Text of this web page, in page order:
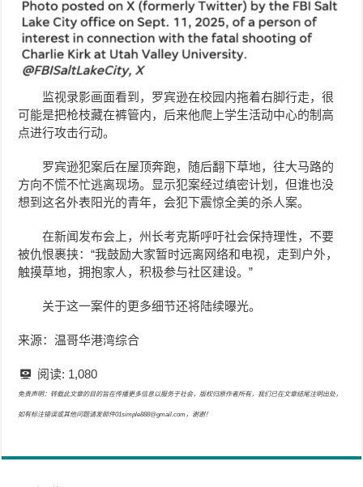
监视录影画面看到， 罗宾逊在校园内拖着右脚行走，很
可能是把枪枝藏在裤管内，后来他爬上学生活动中心的制高
点进行攻击行动。
罗宾逊犯案后在屋顶奔跑，随后翻下草地，往大马路的
方向不慌不忙逃离现场。显示犯案经过缜密计划，但谁也没
想到这名外表阳光的青年，会犯下震惊全美的杀人案。
在新闻发布会上，州长考克斯呼吁社会保持理性，不要
被仇恨裹挟：“我鼓励大家暂时远离网络和电视，走到户外，
触摸草地，拥抱家人，积极参与社区建设。”
关于这一案件的更多细节还将陆续曝光。
来源：温哥华港湾综合
阅读: 1,080
免责声明：转载此文章的目的旨在传播更多信息以服务于社会，版权归原作者所有，我们已在文章结尾注明出处，
如有标注错误或其他问题请发邮件01simple888@gmail.com，谢谢！